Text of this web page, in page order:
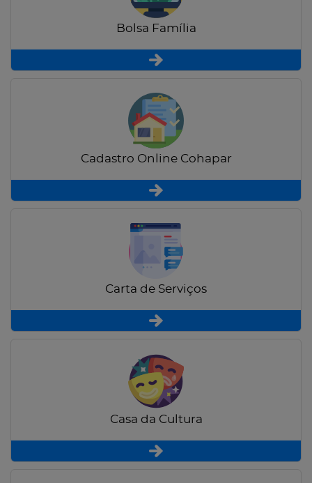
Bolsa Família
Cadastro Online Cohapar
Carta de Serviços
Casa da Cultura